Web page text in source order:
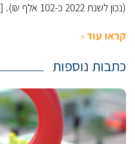
(נכון לשנת 2022 כ-102 אלף ₪). […]
קראו עוד ›
כתבות נוספות